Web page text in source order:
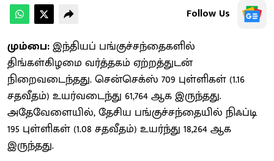
Follow Us
மும்பை:இந்தியப் பங்குச்சந்தைகளில்
திங்கள்கிழமை வர்த்தகம் ஏற்றத்துடன்
நிறைவடைந்தது. சென்செக்ஸ் 709 புள்ளிகள் (1.16
சதவீதம்) உயர்வடைந்து 61,764 ஆக இருந்தது.
அதேவேளையில், தேசிய பங்குச்சந்தையில் நிஃப்டி
195 புள்ளிகள் (1.08 சதவீதம்) உயர்ந்து 18,264 ஆக
இருந்தது.